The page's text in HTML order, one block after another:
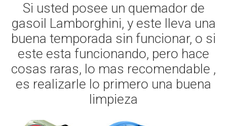
Si usted posee un quemador de
gasoil Lamborghini, y este lleva una
buena temporada sin funcionar, o si
este esta funcionando, pero hace
cosas raras, lo mas recomendable ,
es realizarle lo primero una buena
limpieza